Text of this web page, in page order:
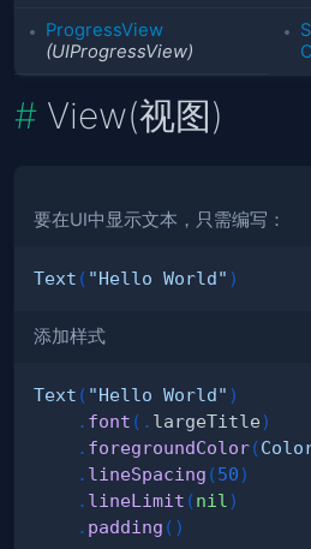
ProgressView
(UIProgressView)
View(视图)
要在UI中显示文本，只需编写：
Text ( "Hello World" )
添加样式
Text ( "Hello World" )
. font ( . largeTitle)
. foregroundColor(
. lineSpacing (50)
. lineLimit (nil )
. padding ( )